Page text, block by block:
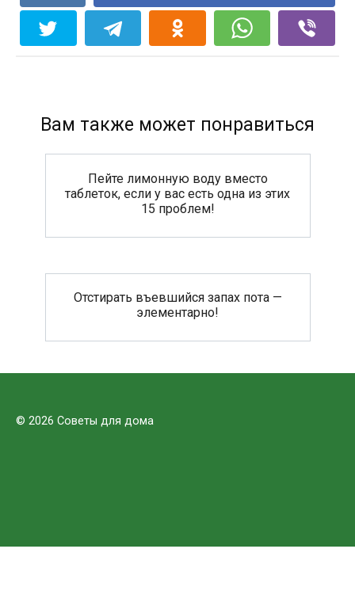
Вам также может понравиться
Пейте лимонную воду вместо
таблеток, если у вас есть одна из этих
15 проблем!
Отстирать въевшийся запах пота —
элементарно!
© 2026 Советы для дома